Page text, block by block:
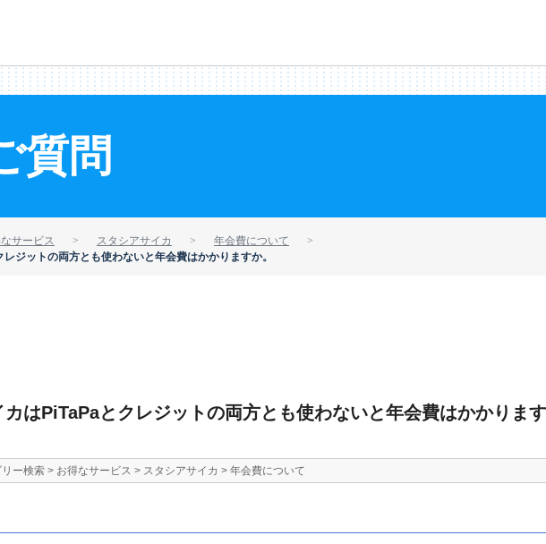
質問
サービス スタシアサイカ
年会費について
ジットの両方とも使わないと年会費はかかりますか。
カはPiTaPaとクレジットの両方とも使わないと年会費はかかりま
ー検索 > お得なサービス > スタシアサイカ > 年会費について